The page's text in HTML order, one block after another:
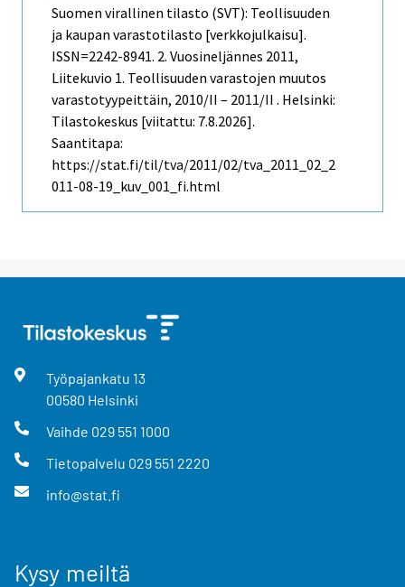
Suomen virallinen tilasto (SVT): Teollisuuden
ja kaupan varastotilasto [verkkojulkaisu].
ISSN=2242-8941. 2. Vuosineljännes 2011,
Liitekuvio 1. Teollisuuden varastojen muutos
varastotyypeittäin, 2010/II – 2011/II . Helsinki:
Tilastokeskus [viitattu: 7.8.2026].
Saantitapa:
https://stat.fi/til/tva/2011/02/tva_2011_02_2
011-08-19_kuv_001_fi.html
Työpajankatu 13
00580 Helsinki
Vaihde 029 551 1000
Tietopalvelu 029 551 2220
info@stat.fi
Kysy meiltä